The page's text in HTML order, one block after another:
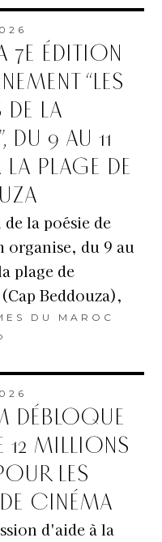
7E ÉDITION
“LES
DE LA
DU 9 AU 11
PLAGE DE
la poésie de
organise, du 9 au
plage de
Beddouza),
DU MAROC
DÉBLOQUE
12 MILLIONS
LES
CINÉMA
d'aide à la